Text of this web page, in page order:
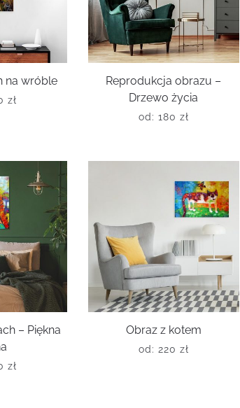
na wróble
zł
Reprodukcja obrazu –
Drzewo życia
od: 180 zł
– Piękna
zł
Obraz z kotem
od: 220 zł